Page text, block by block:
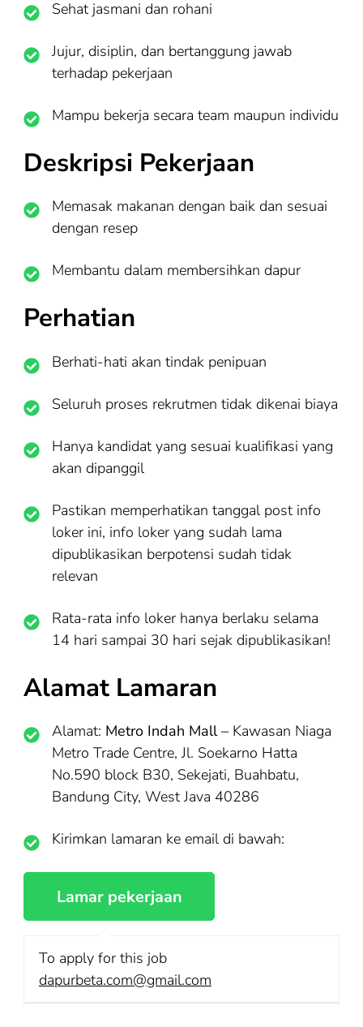
Sehat jasmani dan rohani
Jujur, disiplin, dan bertanggung jawab
terhadap pekerjaan
Mampu bekerja secara team maupun individu
Deskripsi Pekerjaan
Memasak makanan dengan baik dan sesuai
dengan resep
Membantu dalam membersihkan dapur
Perhatian
Berhati-hati akan tindak penipuan
Seluruh proses rekrutmen tidak dikenai biaya
Hanya kandidat yang sesuai kualifikasi yang
akan dipanggil
Pastikan memperhatikan tanggal post info
loker ini, info loker yang sudah lama
dipublikasikan berpotensi sudah tidak
relevan
Rata-rata info loker hanya berlaku selama
14 hari sampai 30 hari sejak dipublikasikan!
Alamat Lamaran
Alamat: Metro Indah Mall – Kawasan Niaga
Metro Trade Centre, Jl. Soekarno Hatta
No.590 block B30, Sekejati, Buahbatu,
Bandung City, West Java 40286
Kirimkan lamaran ke email di bawah:
To apply for this job
dapurbeta.com@gmail.com